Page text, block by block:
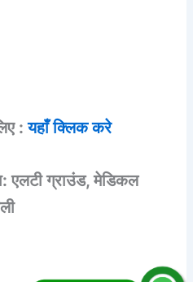
:यहाँ क्लिक करे
एलटी ग्राउंड, मेडिकल